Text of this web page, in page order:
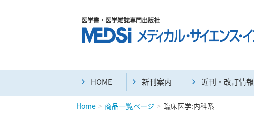
医学書・医学雑誌専門出版社
HOME 新刊案内 近刊・改訂情報
Home 商品一覧ページ 臨床医学:内科系